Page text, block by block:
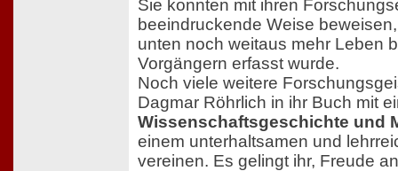
Sie konnten mit ihren
beeindruckende Weise
unten noch weitaus mehr Leben
Vorgängern erfasst wurde.
Noch viele weitere
Dagmar Röhrlich in ihr Buch mit
Wissenschaftsgeschichte und
einem unterhaltsamen und
vereinen. Es gelingt ihr, Freude